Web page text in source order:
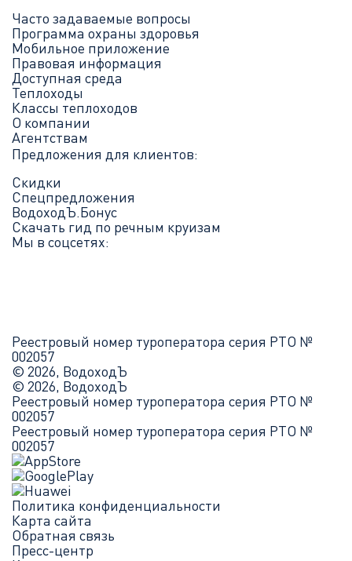
Часто задаваемые вопросы
Программа охраны здоровья
Мобильное приложение
Правовая информация
Доступная среда
Теплоходы
Классы теплоходов
О компании
Агентствам
Предложения для клиентов:
Скидки
Спецпредложения
ВодоходЪ.Бонус
Скачать гид по речным круизам
Мы в соцсетях:
Реестровый номер туроператора серия РТО №
002057
© 2026, ВодоходЪ
© 2026, ВодоходЪ
Реестровый номер туроператора серия РТО №
002057
Реестровый номер туроператора серия РТО №
002057
Политика конфиденциальности
Карта сайта
Обратная связь
Пресс-центр